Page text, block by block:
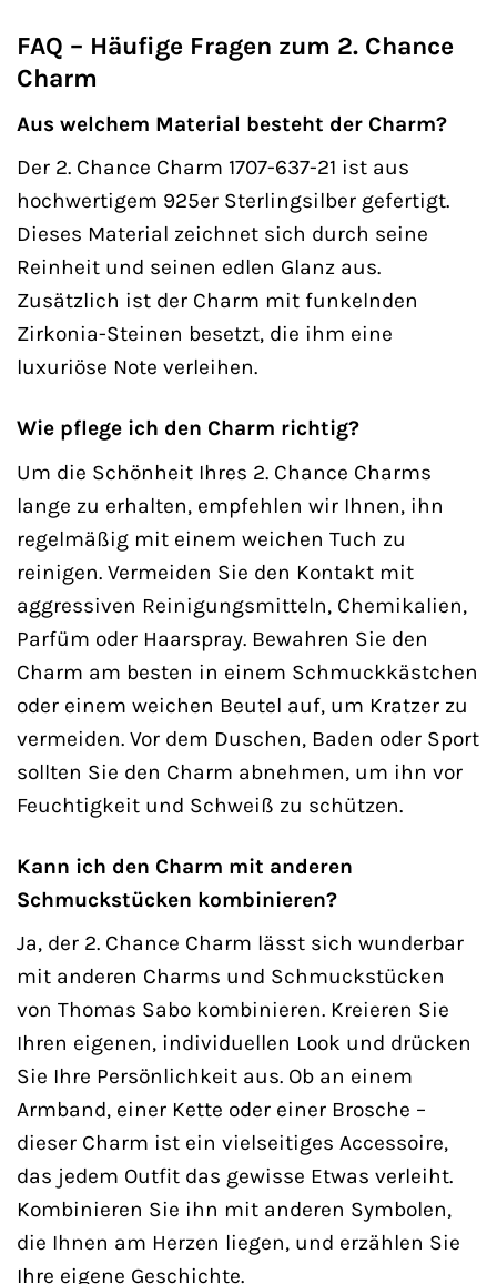
FAQ – Häufige Fragen zum 2. Chance
Charm
Aus welchem Material besteht der Charm?
Der 2. Chance Charm 1707-637-21 ist aus
hochwertigem 925er Sterlingsilber gefertigt.
Dieses Material zeichnet sich durch seine
Reinheit und seinen edlen Glanz aus.
Zusätzlich ist der Charm mit funkelnden
Zirkonia-Steinen besetzt, die ihm eine
luxuriöse Note verleihen.
Wie pflege ich den Charm richtig?
Um die Schönheit Ihres 2. Chance Charms
lange zu erhalten, empfehlen wir Ihnen, ihn
regelmäßig mit einem weichen Tuch zu
reinigen. Vermeiden Sie den Kontakt mit
aggressiven Reinigungsmitteln, Chemikalien,
Parfüm oder Haarspray. Bewahren Sie den
Charm am besten in einem Schmuckkästchen
oder einem weichen Beutel auf, um Kratzer zu
vermeiden. Vor dem Duschen, Baden oder Sport
sollten Sie den Charm abnehmen, um ihn vor
Feuchtigkeit und Schweiß zu schützen.
Kann ich den Charm mit anderen
Schmuckstücken kombinieren?
Ja, der 2. Chance Charm lässt sich wunderbar
mit anderen Charms und Schmuckstücken
von Thomas Sabo kombinieren. Kreieren Sie
Ihren eigenen, individuellen Look und drücken
Sie Ihre Persönlichkeit aus. Ob an einem
Armband, einer Kette oder einer Brosche –
dieser Charm ist ein vielseitiges Accessoire,
das jedem Outfit das gewisse Etwas verleiht.
Kombinieren Sie ihn mit anderen Symbolen,
die Ihnen am Herzen liegen, und erzählen Sie
Ihre eigene Geschichte.